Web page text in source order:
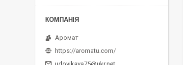
Аромат
https://aromatu.com/